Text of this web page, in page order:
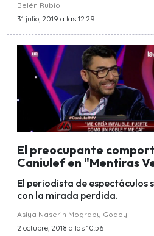
Belén Rubio
31 julio, 2019 a las 12:29
El preocupante
Caniulef en "Mentiras
El periodista de espectáculos
con la mirada perdida.
Asiya Naserin Mograby Godoy
2 octubre, 2018 a las 10:56